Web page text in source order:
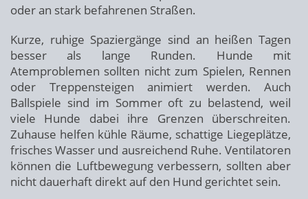
oder an stark befahrenen Straßen.
Kurze, ruhige Spaziergänge sind an heißen Tagen
besser als lange Runden. Hunde mit
Atemproblemen sollten nicht zum Spielen, Rennen
oder Treppensteigen animiert werden. Auch
Ballspiele sind im Sommer oft zu belastend, weil
viele Hunde dabei ihre Grenzen überschreiten.
Zuhause helfen kühle Räume, schattige Liegeplätze,
frisches Wasser und ausreichend Ruhe. Ventilatoren
können die Luftbewegung verbessern, sollten aber
nicht dauerhaft direkt auf den Hund gerichtet sein.